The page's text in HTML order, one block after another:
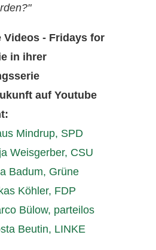
Videos - Fridays for
in ihrer
auf Youtube
Mindrup, SPD
Weisgerber, CSU
Badum, Grüne
Köhler, FDP
Bülow, parteilos
Beutin, LINKE